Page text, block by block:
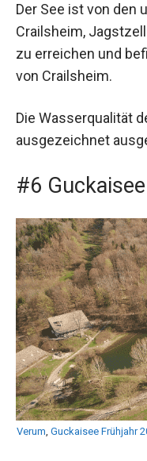
Der See ist von den
Crailsheim,
zu erreichen und
von Crailsheim.
Die Wasserqualität
ausgezeichnet
#6 Guckaisee
Verum, Guckaisee Frühjahr